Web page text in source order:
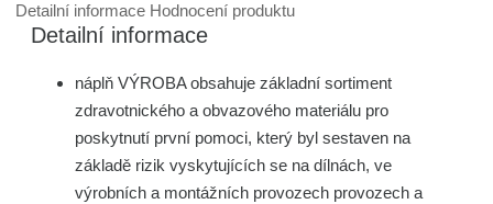
Detailní informace Hodnocení produktu
Detailní informace
náplň VÝROBA obsahuje základní sortiment
zdravotnického a obvazového materiálu pro
poskytnutí první pomoci, který byl sestaven na
základě rizik vyskytujících se na dílnách, ve
výrobních a montážních provozech provozech a